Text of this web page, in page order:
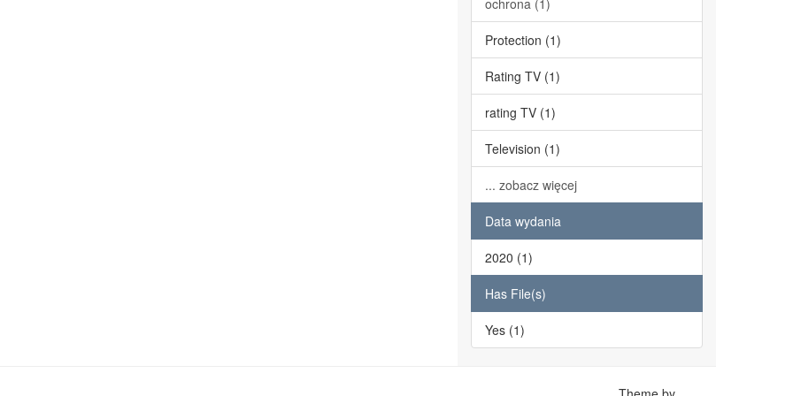
ochrona (1)
Protection (1)
Rating TV (1)
rating TV (1)
Television (1)
... zobacz więcej
Data wydania
2020 (1)
Has File(s)
Yes (1)